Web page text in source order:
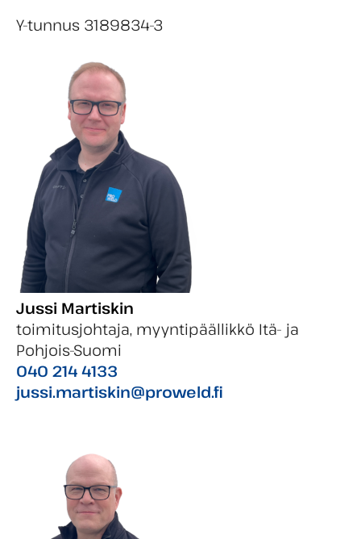
Y-tunnus 3189834-3
Jussi Martiskin
toimitusjohtaja, myyntipäällikkö Itä- ja
Pohjois-Suomi
040 214 4133
jussi.martiskin@proweld.fi